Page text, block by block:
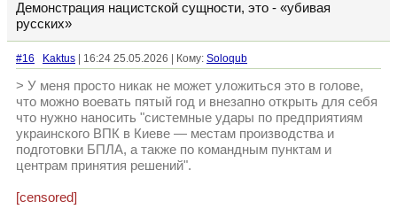
Демонстрация нацистской сущности, это - «убивая
русских»
#16 Kaktus | 16:24 25.05.2026 | Кому: Soloqub
> У меня просто никак не может уложиться это в голове,
что можно воевать пятый год и внезапно открыть для себя
что нужно наносить "системные удары по предприятиям
украинского ВПК в Киеве — местам производства и
подготовки БПЛА, а также по командным пунктам и
центрам принятия решений".
[censored]